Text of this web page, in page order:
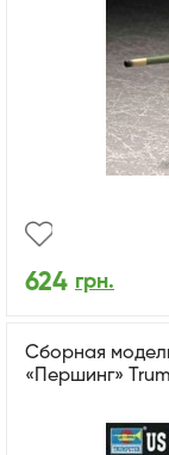
624 грн.
Сборная
«Першинг»